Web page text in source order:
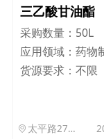
三乙酸甘油酯
采购数量： 50L
应用领域： 药物
货源要求： 不限
太平路27号院北门驿站